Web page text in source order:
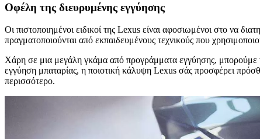
Οφέλη της διευρυμένης εγγύησης
Οι πιστοποιημένοι ειδικοί της Lexus είναι αφοσιωμένοι στο να
πραγματοποιούνται από εκπαιδευμένους τεχνικούς που
Χάρη σε μια μεγάλη γκάμα από προγράμματα εγγύησης, μπορούμε
εγγύηση μπαταρίας, η ποιοτική κάλυψη Lexus σάς προσφέρει
περισσότερο.